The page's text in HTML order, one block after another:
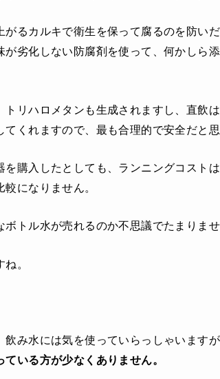
がるカルキで衛生を保って腐るのを防い
が劣化しない防腐剤を使って、何かしら
トリハロメタンも生成されますし、直飲
てくれますので、最も合理的で安全だと思
を購入したとしても、ランニングコスト
になりません。
トル水が売れるのか不思議でたまりませ
。
飲み水には気を使っていらっしゃいますが
いる方が少なくありません。